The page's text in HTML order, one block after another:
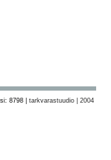
8798 | tarkvarastuudio | 2004